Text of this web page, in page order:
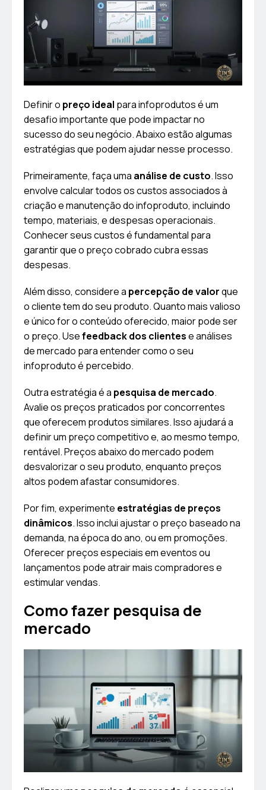
Definir o preço ideal para infoprodutos é um
desafio importante que pode impactar no
sucesso do seu negócio. Abaixo estão algumas
estratégias que podem ajudar nesse processo.
Primeiramente, faça uma análise de custo. Isso
envolve calcular todos os custos associados à
criação e manutenção do infoproduto, incluindo
tempo, materiais, e despesas operacionais.
Conhecer seus custos é fundamental para
garantir que o preço cobrado cubra essas
despesas.
Além disso, considere a percepção de valorque
o cliente tem do seu produto. Quanto mais valioso
e único for o conteúdo oferecido, maior pode ser
o preço. Usefeedback dos clientese análises
de mercado para entender como o seu
infoproduto é percebido.
Outra estratégia é a pesquisa de mercado.
Avalie os preços praticados por concorrentes
que oferecem produtos similares. Isso ajudará a
definir um preço competitivo e, ao mesmo tempo,
rentável. Preços abaixo do mercado podem
desvalorizar o seu produto, enquanto preços
altos podem afastar consumidores.
Por fim, experimente estratégias de preços
dinâmicos. Isso inclui ajustar o preço baseado na
demanda, na época do ano, ou em promoções.
Oferecer preços especiais em eventos ou
lançamentos pode atrair mais compradores e
estimular vendas.
Como fazer pesquisa de
mercado